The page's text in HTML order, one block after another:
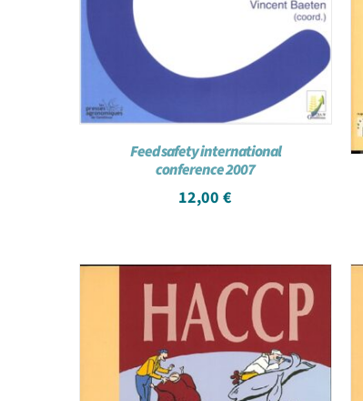
Feed safety international
conference 2007
12,00€